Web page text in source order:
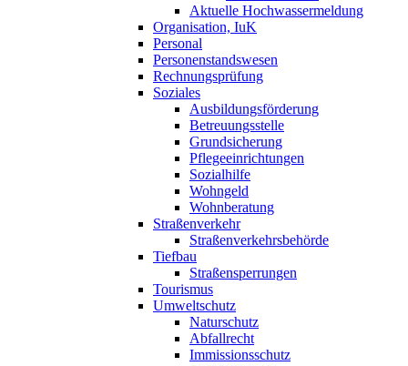
Aktuelle Hochwassermeldung
Organisation, IuK
Personal
Personenstandswesen
Rechnungsprüfung
Soziales
Ausbildungsförderung
Betreuungsstelle
Grundsicherung
Pflegeeinrichtungen
Sozialhilfe
Wohngeld
Wohnberatung
Straßenverkehr
Straßenverkehrsbehörde
Tiefbau
Straßensperrungen
Tourismus
Umweltschutz
Naturschutz
Abfallrecht
Immissionsschutz